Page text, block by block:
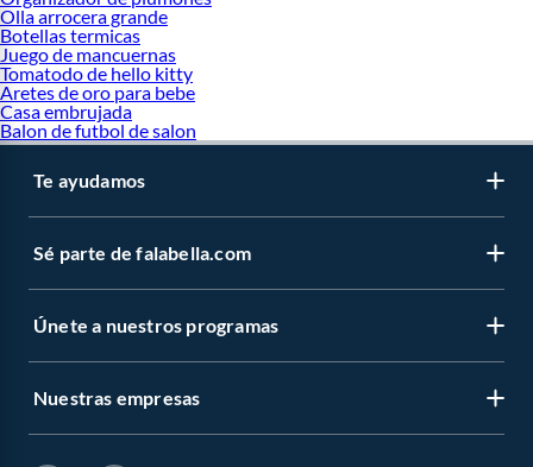
Olla arrocera grande
Botellas termicas
Juego de mancuernas
Tomatodo de hello kitty
Aretes de oro para bebe
Casa embrujada
Balon de futbol de salon
Te ayudamos
Sé parte de falabella.com
Únete a nuestros programas
Nuestras empresas